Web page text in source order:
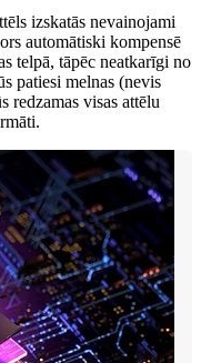
izskatās nevainojami
automātiski kompensē
telpā, tāpēc neatkarīgi no
patiesi melnas (nevis
redzamas visas attēlu